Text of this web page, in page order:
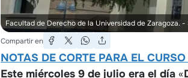
Facultad de Derecho de la Universidad de Zaragoza.-
Compartir en
NOTAS DE CORTE PARA EL
Este miércoles 9 de julio era el día «